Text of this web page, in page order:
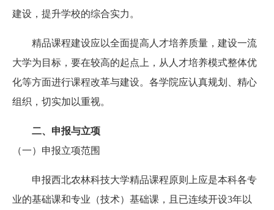
建设，提升学校的综合实力。
精品课程建设应以全面提高人才培养质量，建设一流
大学为目标，要在较高的起点上，从人才培养模式整体优
化等方面进行课程改革与建设。各学院应认真规划、精心
组织，切实加以重视。
二、申报与立项
（一）申报立项范围
申报西北农林科技大学精品课程原则上应是本科各专
业的基础课和专业（技术）基础课，且已连续开设3年以